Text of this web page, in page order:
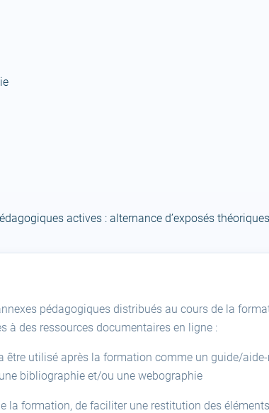
actives : alternance d’exposés
pédagogiques distribués au cours de la
à des ressources documentaires en ligne :
être utilisé après la formation comme un guide/
bibliographie et/ou une webographie
la formation, de faciliter une restitution des